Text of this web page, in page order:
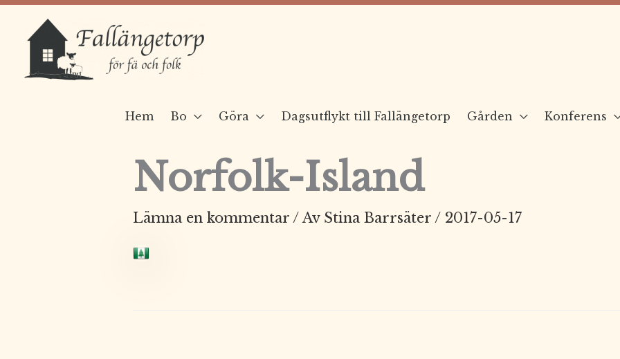
Hoppa
innehåll
Hem Bo Göra Dagsutflykt till Fallängetorp Gården Konferens
Norfolk-Island
Lämna en kommentar / Av Stina Barrsäter / 2017-05-17